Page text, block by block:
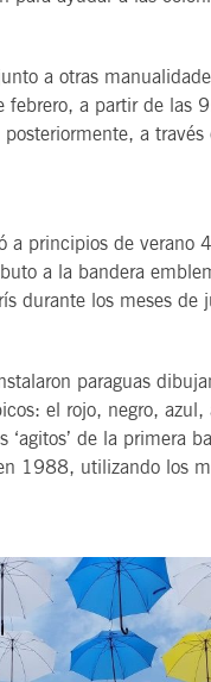
a otras
a partir de las
a
a principios de verano
a la bandera
durante los meses de
paraguas
el rojo, negro,
de la primera
1988, utilizando los